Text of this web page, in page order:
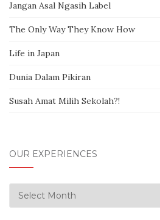
Jangan Asal Ngasih Label
The Only Way They Know How
Life in Japan
Dunia Dalam Pikiran
Susah Amat Milih Sekolah?!
OUR EXPERIENCES
Our Experiences